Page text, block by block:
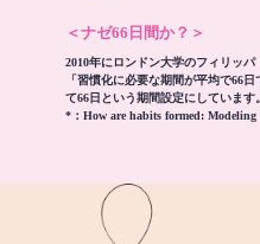
＜ナゼ66日間か？＞
2010年にロンドン大学のフィリッ
「習慣化に必要な期間が平均で66
て66日という期間設定にしています。
*： How are habits formed: